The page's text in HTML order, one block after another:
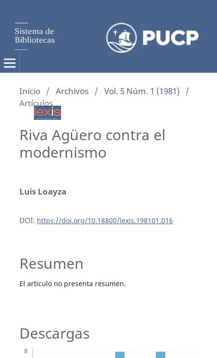
Inicio / Archivos / Vol. 5 Núm. 1 (1981)
/
Artículos
Riva Agüero contra el
modernismo
Luis Loayza
DOI: https://doi.org/10.18800/lexis.198101.016
Resumen
El artículo no presenta resumen.
Descargas